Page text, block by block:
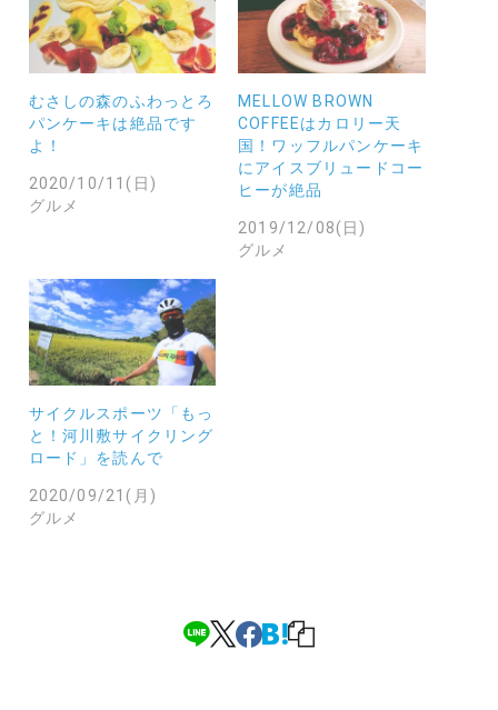
むさしの森のふわっとろ
パンケーキは絶品です
よ！
2020/10/11(日)
グルメ
MELLOW BROWN
COFFEEはカロリー天
国！ワッフルパンケーキ
にアイスブリュードコー
ヒーが絶品
2019/12/08(日)
グルメ
サイクルスポーツ「もっ
と！河川敷サイクリング
ロード」を読んで
2020/09/21(月)
グルメ